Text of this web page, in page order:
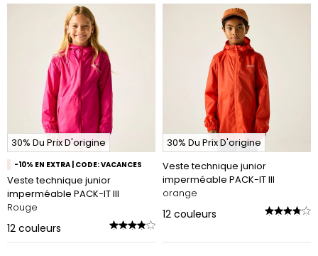
30% Du Prix D'origine
-10% EN EXTRA | CODE: VACANCES
Veste technique junior
imperméable PACK-IT III
Rouge
12 couleurs
30% Du Prix D'origine
Veste technique junior
imperméable PACK-IT III
orange
12 couleurs